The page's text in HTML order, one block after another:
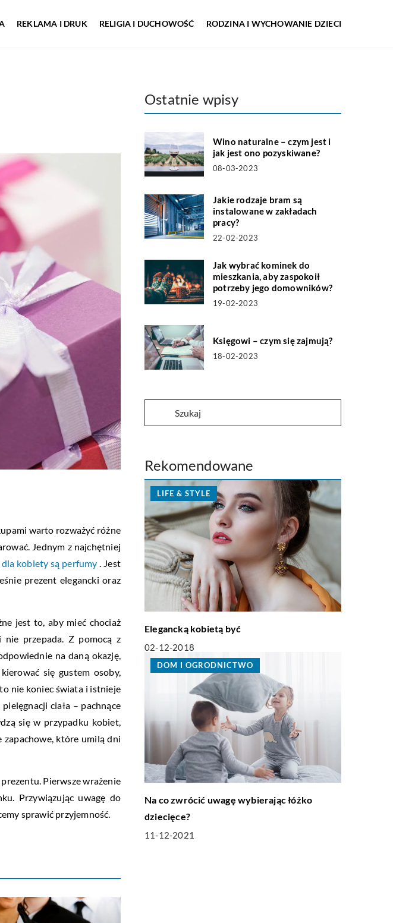
REKLAMA I DRUK RELIGIA I DUCHOWOŚĆ RODZINA I WYCHOWANIE DZIECI
warto rozważyć różne
Jednym z najchętniej
dla kobiety są perfumy . Jest
prezent elegancki oraz
jest to, aby mieć chociaż
przepada. Z pomocą z
na daną okazję,
się gustem osoby,
nie koniec świata i istnieje
ciała – pachnące
się w przypadku kobiet,
zapachowe, które umilą dni
Pierwsze wrażenie
Przywiązując uwagę do
sprawić przyjemność.
Ostatnie wpisy
Wino naturalne – czym jest i
jak jest ono pozyskiwane?
08-03-2023
Jakie rodzaje bram są
instalowane w zakładach
pracy?
22-02-2023
Jak wybrać kominek do
mieszkania, aby zaspokoił
potrzeby jego domowników?
19-02-2023
Księgowi – czym się zajmują?
18-02-2023
Rekomendowane
LIFE & STYLE
Elegancką kobietą być
02-12-2018
DOM I OGRODNICTWO
Na co zwrócić uwagę wybierając łóżko
dziecięce?
11-12-2021